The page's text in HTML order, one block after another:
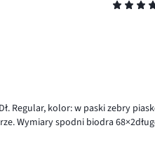
Regular,kolor: w paski zebry
Wymiary spodni biodra